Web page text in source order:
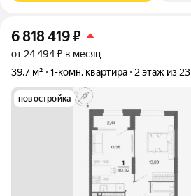
6 818 419₽
от 24 494 ₽ в месяц
39,7 м²
1-комн. квартира 2 этаж из 23
новостройка